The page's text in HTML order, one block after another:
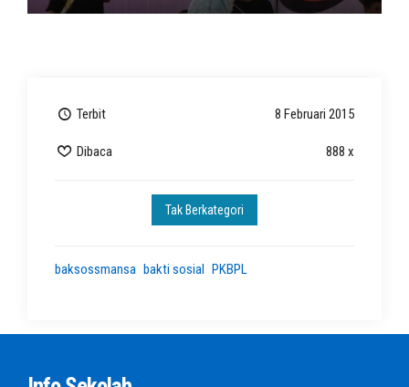
Terbit 8 Februari 2015
Dibaca 888 x
Tak Berkategori
baksossmansa bakti sosial PKBPL